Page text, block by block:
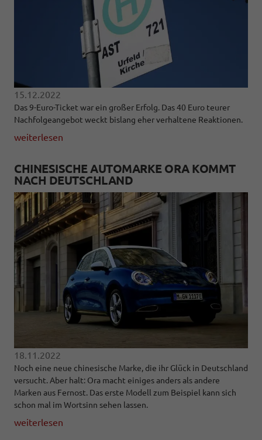
15.12.2022
Das 9-Euro-Ticket war ein großer Erfolg. Das 40 Euro teurer
Nachfolgeangebot weckt bislang eher verhaltene Reaktionen.
weiterlesen
CHINESISCHE AUTOMARKE ORA KOMMT
NACH DEUTSCHLAND
18.11.2022
Noch eine neue chinesische Marke, die ihr Glück in Deutschland
versucht. Aber halt: Ora macht einiges anders als andere
Marken aus Fernost. Das erste Modell zum Beispiel kann sich
schon mal im Wortsinn sehen lassen.
weiterlesen